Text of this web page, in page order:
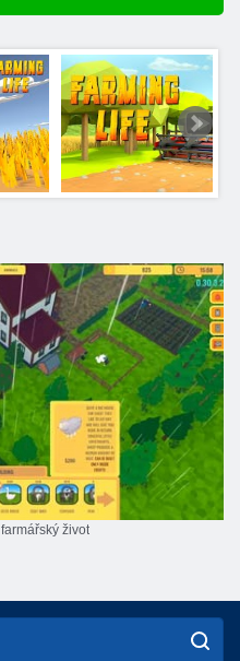
farmářský život